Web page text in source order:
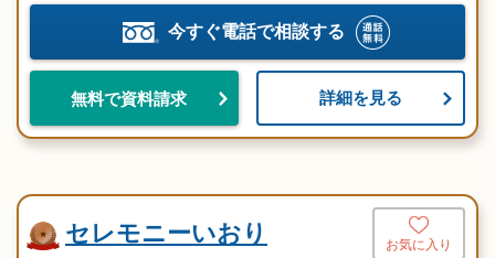
今すぐ電話で相談する
無料で資料請求 詳細を見る
セレモニーいおり お気に入り